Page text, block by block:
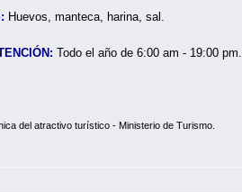
Huevos, manteca, harina, sal.
Todo el año de 6:00 am - 19:00 pm.
del atractivo turístico - Ministerio de Turismo.